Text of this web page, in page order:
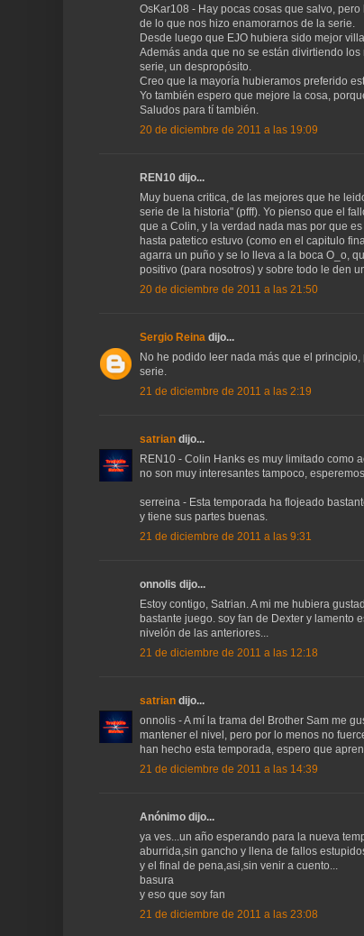
OsKar108 - Hay pocas cosas que salvo,
de lo que nos hizo enamorarnos de la serie.
Desde luego que EJO hubiera sido mejor
Además anda que no se están divirtiendo
serie, un despropósito.
Creo que la mayoría hubieramos preferido
Yo también espero que mejore la cosa,
Saludos para tí también.
20 de diciembre de 2011 a las 19:09
REN10 dijo...
Muy buena critica, de las mejores que he
serie de la historia" (pfff). Yo pienso que el
que a Colin, y la verdad nada mas por que
hasta patetico estuvo (como en el capitulo
agarra un puño y se lo lleva a la boca O_o,
positivo (para nosotros) y sobre todo le den
20 de diciembre de 2011 a las 21:50
Sergio Reina dijo...
No he podido leer nada más que el
serie.
21 de diciembre de 2011 a las 2:19
satrian dijo...
REN10 - Colin Hanks es muy limitado como
no son muy interesantes tampoco,
serreina - Esta temporada ha flojeado
y tiene sus partes buenas.
21 de diciembre de 2011 a las 9:31
onnolis dijo...
Estoy contigo, Satrian. A mi me hubiera
bastante juego. soy fan de Dexter y lamento
nivelón de las anteriores...
21 de diciembre de 2011 a las 12:18
satrian dijo...
onnolis - A mí la trama del Brother Sam me
mantener el nivel, pero por lo menos no
han hecho esta temporada, espero que
21 de diciembre de 2011 a las 14:39
Anónimo dijo...
ya ves...un año esperando para la nueva
aburrida,sin gancho y llena de fallos
y el final de pena,asi,sin venir a cuento...
basura
y eso que soy fan
21 de diciembre de 2011 a las 23:08